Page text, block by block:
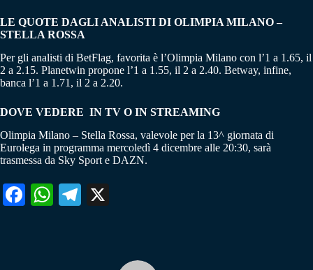
LE QUOTE DAGLI ANALISTI DI OLIMPIA MILANO –
STELLA ROSSA
Per gli analisti di BetFlag, favorita è l’Olimpia Milano con l’1 a 1.65, il
2 a 2.15. Planetwin propone l’1 a 1.55, il 2 a 2.40. Betway, infine,
banca l’1 a 1.71, il 2 a 2.20.
DOVE VEDERE IN TV O IN STREAMING
Olimpia Milano – Stella Rossa, valevole per la 13^ giornata di
Eurolega in programma mercoledì 4 dicembre alle 20:30, sarà
trasmessa da Sky Sport e DAZN.
Fa W
Te